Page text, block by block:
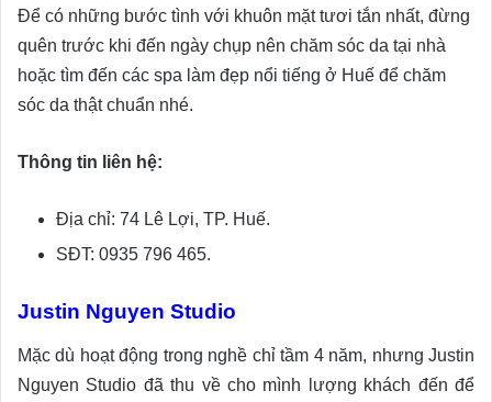
Để có những bước tình với khuôn mặt tươi tắn nhất, đừng
quên trước khi đến ngày chụp nên chăm sóc da tại nhà
hoặc tìm đến các spa làm đẹp nổi tiếng ở Huế để chăm
sóc da thật chuẩn nhé.
Thông tin liên hệ:
Địa chỉ: 74 Lê Lợi, TP. Huế.
SĐT: 0935 796 465.
Justin Nguyen Studio
Mặc dù hoạt động trong nghề chỉ tầm 4 năm, nhưng Justin
Nguyen Studio đã thu về cho mình lượng khách đến để